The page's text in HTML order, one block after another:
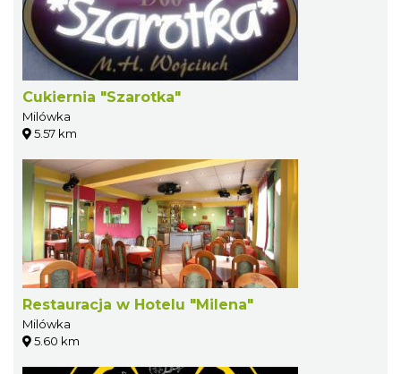
Cukiernia "Szarotka"
Milówka
5.57 km
Restauracja w Hotelu "Milena"
Milówka
5.60 km